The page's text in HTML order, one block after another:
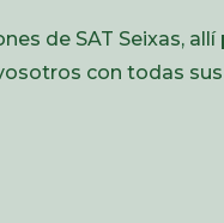
de SAT Seixas,
con todas